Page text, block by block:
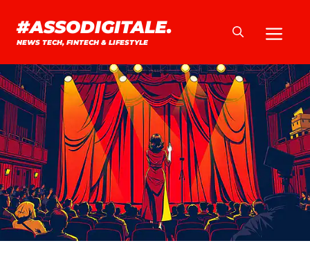
contenuto
#ASSODIGITALE.
NEWS TECH, FINTECH & LIFESTYLE